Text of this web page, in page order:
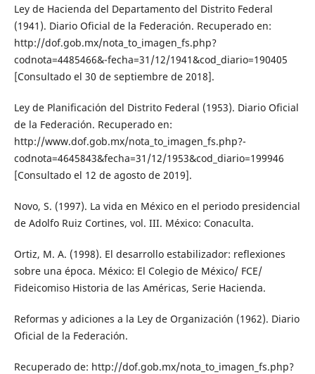
Ley de Hacienda del Departamento del Distrito Federal
(1941). Diario Oficial de la Federación. Recuperado en:
http://dof.gob.mx/nota_to_imagen_fs.php?
codnota=4485466&-fecha=31/12/1941&cod_diario=190405
[Consultado el 30 de septiembre de 2018].
Ley de Planificación del Distrito Federal (1953). Diario Oficial
de la Federación. Recuperado en:
http://www.dof.gob.mx/nota_to_imagen_fs.php?-
codnota=4645843&fecha=31/12/1953&cod_diario=199946
[Consultado el 12 de agosto de 2019].
Novo, S. (1997). La vida en México en el periodo presidencial
de Adolfo Ruiz Cortines, vol. III. México: Conaculta.
Ortiz, M. A. (1998). El desarrollo estabilizador: reflexiones
sobre una época. México: El Colegio de México/ FCE/
Fideicomiso Historia de las Américas, Serie Hacienda.
Reformas y adiciones a la Ley de Organización (1962). Diario
Oficial de la Federación.
Recuperado de: http://dof.gob.mx/nota_to_imagen_fs.php?